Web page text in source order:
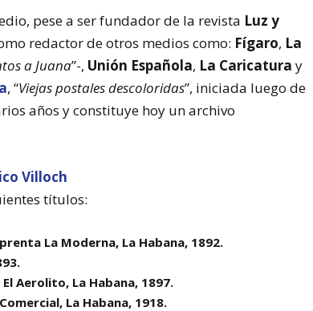
pese a ser fundador de la revista Luz y
redactor de otros medios como: Fígaro, La
a Juana”-, Unión Española, La Caricatura y
, “Viejas postales descoloridas”, iniciada luego de
años y constituye hoy un archivo
títulos:
La Moderna, La Habana, 1892.
Aerolito, La Habana, 1897.
La Habana, 1918.